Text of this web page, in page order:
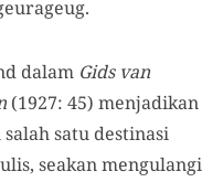
dalam Gids van
(1927: 45) menjadikan
satu destinasi
seakan mengulangi